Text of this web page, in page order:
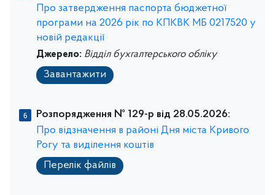
Про затвердження паспорта бюджетної
програми на 2026 рік по КПКВК МБ 0217520 у
новій редакції
Джерело: Відділ бухгалтерського обліку
Завантажити
Розпорядження № 129-р від 28.05.2026:
Про відзначення в районі Дня міста Кривого
Рогу та виділення коштів
Перелік файлів